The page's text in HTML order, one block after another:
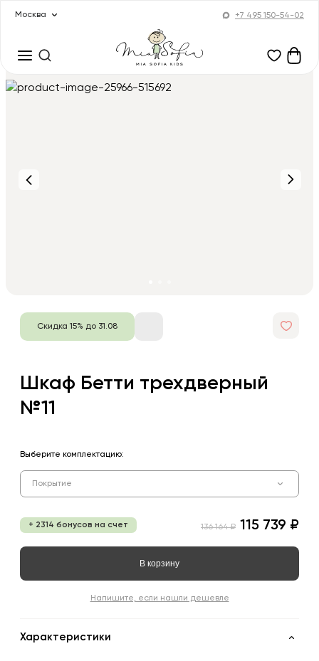
Москва +7 495 150-54-02
Скидка 15% до 31.08
Шкаф Бетти трехдверный
№11
Выберите комплектацию:
Покрытие
+ 2314 бонусов на счет 136 164 ₽ 115 739 ₽
В корзину
Напишите, если нашли дешевле
Характеристики